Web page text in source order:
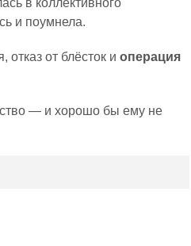
в коллективного
и поумнела.
от блёсток и операция
— и хорошо бы ему не